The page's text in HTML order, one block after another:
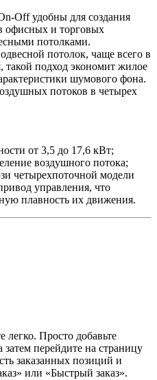
Off удобны для создания
офисных и торговых
потолками.
потолок, чаще всего в
такой подход экономит жилое
шумового фона.
потоков в четырех
от 3,5 до 17,6 кВт;
воздушного потока;
четырехпоточной модели
управления, что
плавность их движения.
легко. Просто добавьте
перейдите на страницу
заказанных позиций и
или «Быстрый заказ».